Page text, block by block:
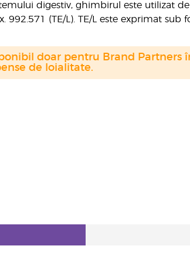
digestiv, ghimbirul este utilizat
992.571 (TE/L). TE/L este exprimat sub
doar pentru Brand Partners
de loialitate.